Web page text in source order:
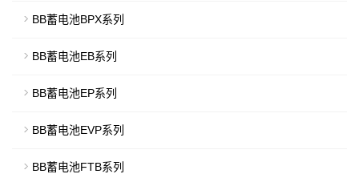
BB蓄电池BPX系列
BB蓄电池EB系列
BB蓄电池EP系列
BB蓄电池EVP系列
BB蓄电池FTB系列